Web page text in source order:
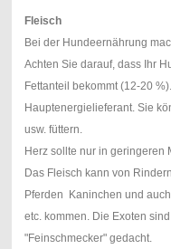
Fleisch
Bei der Hundeernährung
Achten Sie darauf, dass Ihr
Fettanteil bekommt (12-20
Hauptenergielieferant. Sie
usw. füttern.
Herz sollte nur in geringeren
Das Fleisch kann von
Pferden Kaninchen und
etc. kommen. Die Exoten
"Feinschmecker" gedacht.